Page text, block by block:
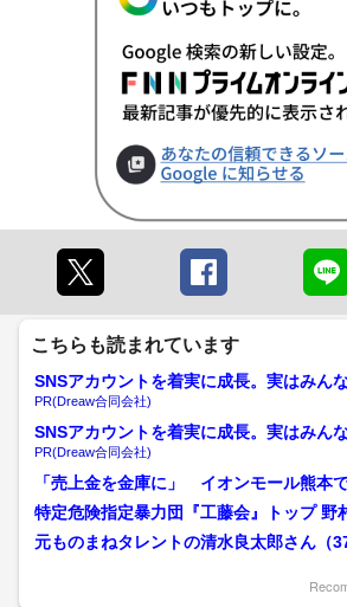
こちらも読まれています
SNSアカウントを着実に成長。実はみん
PR(Dreaw合同会社)
SNSアカウントを着実に成長。実はみん
PR(Dreaw合同会社)
「売上金を金庫に」 イオンモール熊本
務店運営会社の指示受け...
特定危険指定暴力団『工藤会』トップ 野
安委員会が公示 工藤会...
元ものまねタレントの清水良太郎さん